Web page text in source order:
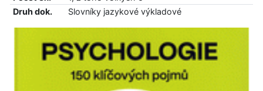
Druh dok.
Slovníky jazykové výkladové